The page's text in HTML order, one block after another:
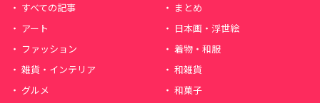
すべての記事
まとめ
アート
日本画・浮世絵
ファッション
着物・和服
雑貨・インテリア
和雑貨
グルメ
和菓子